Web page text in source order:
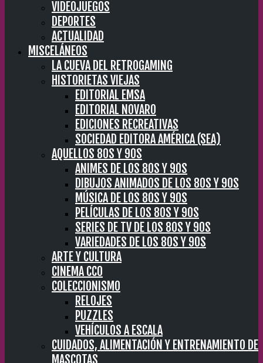
VIDEOJUEGOS
DEPORTES
ACTUALIDAD
MISCELÁNEOS
LA CUEVA DEL RETROGAMING
HISTORIETAS VIEJAS
EDITORIAL EMSA
EDITORIAL NOVARO
EDICIONES RECREATIVAS
SOCIEDAD EDITORA AMÉRICA (SEA)
AQUELLOS 80S Y 90S
ANIMES DE LOS 80S Y 90S
DIBUJOS ANIMADOS DE LOS 80S Y 90S
MÚSICA DE LOS 80S Y 90S
PELÍCULAS DE LOS 80S Y 90S
SERIES DE TV DE LOS 80S Y 90S
VARIEDADES DE LOS 80S Y 90S
ARTE Y CULTURA
CINEMA CC0
COLECCIONISMO
RELOJES
PUZZLES
VEHÍCULOS A ESCALA
CUIDADOS, ALIMENTACIÓN Y ENTRENAMIENTO DE
MASCOTAS